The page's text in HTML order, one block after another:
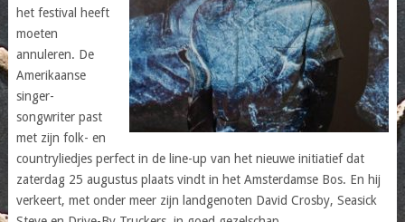
het festival heeft
moeten
annuleren. De
Amerikaanse
singer-
songwriter past
met zijn folk- en
countryliedjes perfect in de line-up van het nieuwe initiatief dat
zaterdag 25 augustus plaats vindt in het Amsterdamse Bos. En hij
verkeert, met onder meer zijn landgenoten David Crosby, Seasick